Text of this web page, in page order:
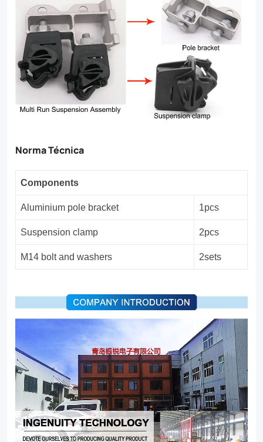
Norma Técnica
Components
Aluminium pole bracket 1pcs
Suspension clamp 2pcs
M14 bolt and washers 2sets